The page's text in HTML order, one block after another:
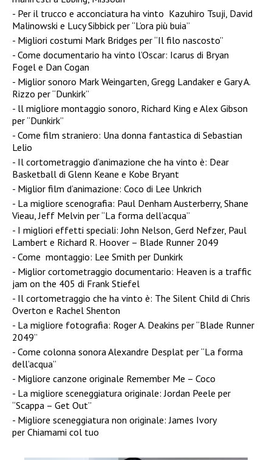
Per il trucco e acconciatura ha vinto Kazuhiro Tsuji, David
Malinowski e Lucy Sibbick per “L’ora più buia”
Migliori costumi Mark Bridges per “Il filo nascosto”
Come documentario ha vinto l’Oscar: Icarus di Bryan
Fogel e Dan Cogan
Miglior sonoro Mark Weingarten, Gregg Landaker e Gary A.
Rizzo per “Dunkirk”
ll migliore montaggio sonoro, Richard King e Alex Gibson
per “Dunkirk”
Come film straniero: Una donna fantastica di Sebastian
Lelio
Il cortometraggio d’animazione che ha vinto è: Dear
Basketball di Glenn Keane e Kobe Bryant
Miglior film d’animazione: Coco di Lee Unkrich
La migliore scenografia: Paul Denham Austerberry, Shane
Vieau, Jeff Melvin per “La forma dell’acqua”
I migliori effetti speciali: John Nelson, Gerd Nefzer, Paul
Lambert e Richard R. Hoover – Blade Runner 2049
Come montaggio: Lee Smith per Dunkirk
Miglior cortometraggio documentario: Heaven is a traffic
jam on the 405 di Frank Stiefel
Il cortometraggio che ha vinto è: The Silent Child di Chris
Overton e Rachel Shenton
La migliore fotografia: Roger A. Deakins per “Blade Runner
2049”
Come colonna sonora Alexandre Desplat per “La forma
dell’acqua”
Migliore canzone originale Remember Me – Coco
La migliore sceneggiatura originale: Jordan Peele per
“Scappa – Get Out”
Migliore sceneggiatura non originale: James Ivory
per Chiamami col tuo